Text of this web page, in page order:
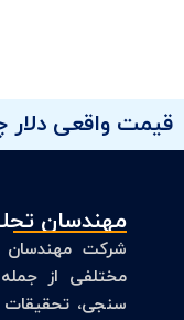
قیمت واقعی دلار
مهندسان
شرکت مهندسان
مختلفی از جمله
سنجی، تحقیقات